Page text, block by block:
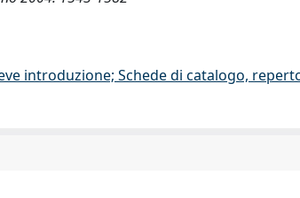
introduzione; Schede di catalogo,